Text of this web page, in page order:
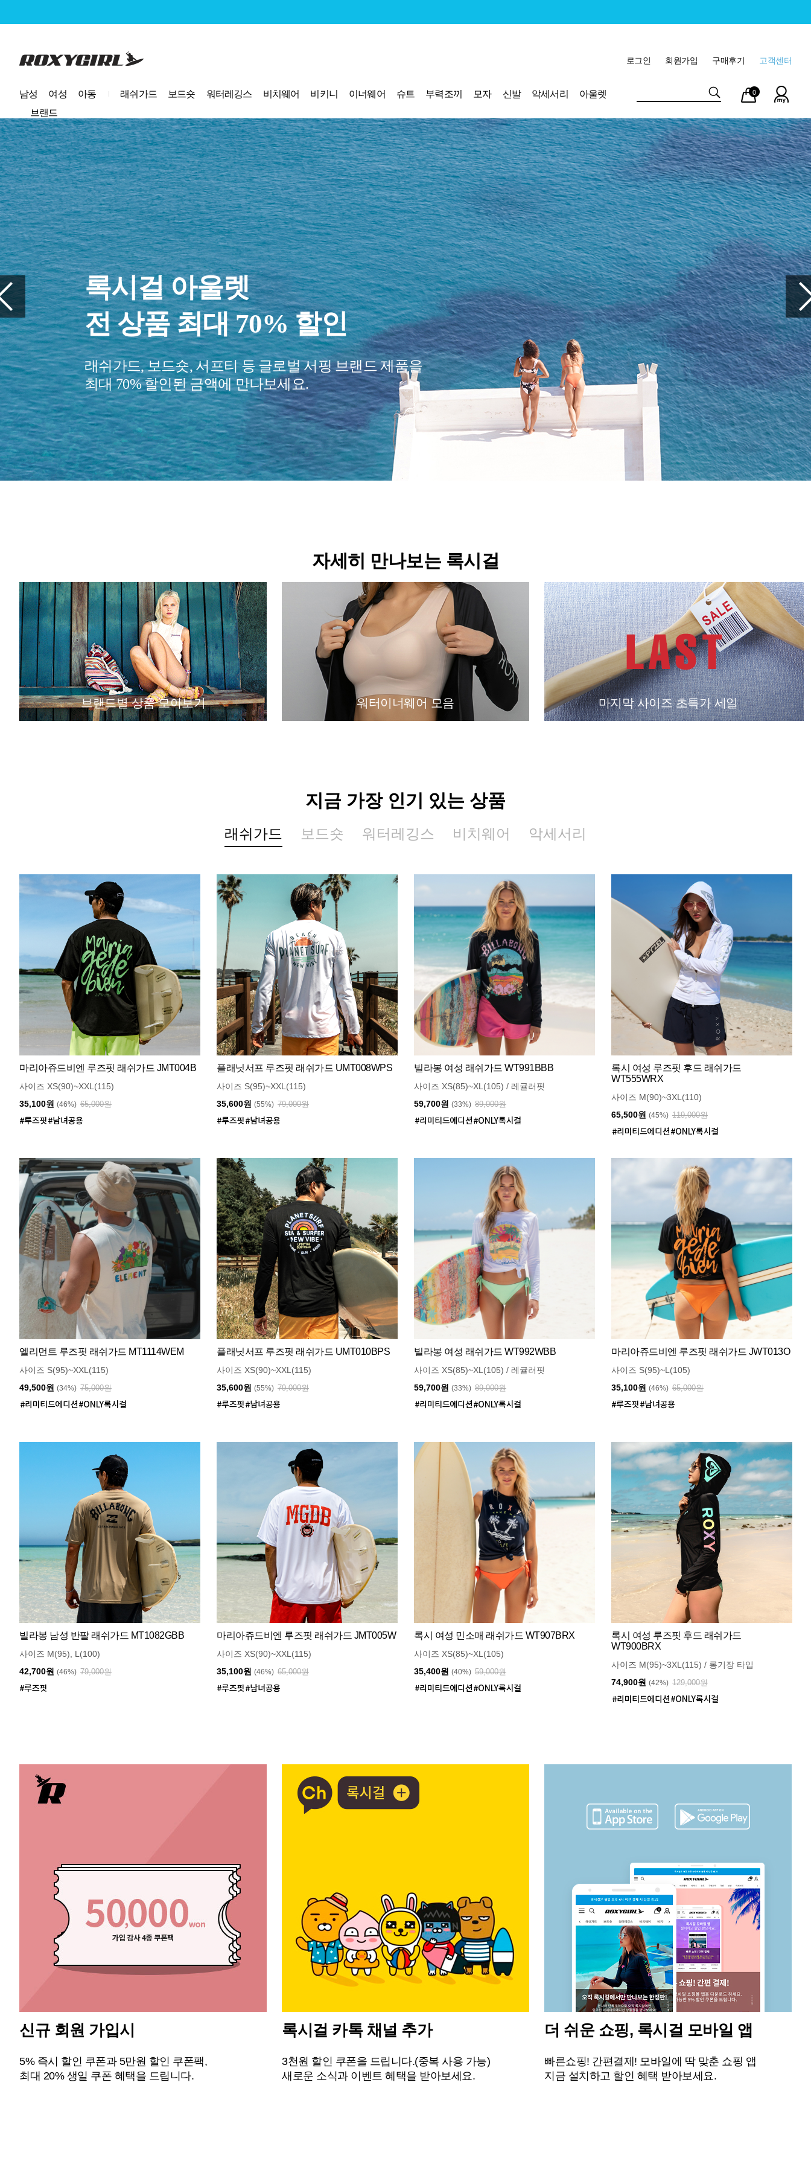
로고 고객센터
구매후기
회원가입
로그인
남성 여성 아동 래쉬가드 보드숏 워터레깅스 비치웨어 비키니 이너웨어 슈트 부력조끼 모자 신발 악세서리
아울렛
브랜드
마이
페이
장바
구니
0
여행을 준비하세요?
꼭 챙겨야 할 여행 필수품
당신의 여행을 편안하게 만들어줄
여행 아이템을 만나보세요
자세히 만나보는 록시걸
브랜드별 상품 모아보기 워터이너웨어 모음 마지막 사이즈 초특가 세일
지금 가장 인기 있는 상품
래쉬가드 보드숏 워터레깅스 비치웨어 악세서리
마리아쥬드비엔 루즈핏 래쉬가드 JMT004B
사이즈 XS(90)~XXL(115)
35,100원 (46%) 65,000원
플래닛서프 루즈핏 래쉬가드 UMT008WPS
사이즈 S(95)~XXL(115)
35,600원 (55%) 79,000원
빌라봉 여성 래쉬가드 WT991BBB
사이즈 XS(85)~XL(105) / 레귤러핏
59,700원 (33%) 89,000원
록시 여성 루즈핏 후드 래쉬가드
WT555WRX
사이즈 M(90)~3XL(110)
65,500원 (45%) 119,000원
엘리먼트 루즈핏 래쉬가드 MT1114WEM
사이즈 S(95)~XXL(115)
49,500원 (34%) 75,000원
플래닛서프 루즈핏 래쉬가드 UMT010BPS
사이즈 XS(90)~XXL(115)
35,600원 (55%) 79,000원
빌라봉 여성 래쉬가드 WT992WBB
사이즈 XS(85)~XL(105) / 레귤러핏
59,700원 (33%) 89,000원
마리아쥬드비엔 루즈핏 래쉬가드 JWT013O
사이즈 S(95)~L(105)
35,100원 (46%) 65,000원
빌라봉 남성 반팔 래쉬가드 MT1082GBB
사이즈 M(95), L(100)
42,700원 (46%) 79,000원
마리아쥬드비엔 루즈핏 래쉬가드 JMT005W
사이즈 XS(90)~XXL(115)
35,100원 (46%) 65,000원
록시 여성 민소매 래쉬가드 WT907BRX
사이즈 XS(85)~XL(105)
35,400원 (40%) 59,000원
록시 여성 루즈핏 후드 래쉬가드
WT900BRX
사이즈 M(95)~3XL(115) / 롱기장 타입
74,900원 (42%) 129,000원
신규 회원 가입시
5% 즉시 할인 쿠폰과 5만원 할인 쿠폰팩,
최대 20% 생일 쿠폰 혜택을 드립니다.
록시걸 카톡 채널 추가
3천원 할인 쿠폰을 드립니다.(중복 사용 가능)
새로운 소식과 이벤트 혜택을 받아보세요.
더 쉬운 쇼핑, 록시걸 모바일 앱
빠른쇼핑! 간편결제! 모바일에 딱 맞춘 쇼핑 앱
지금 설치하고 할인 혜택 받아보세요.